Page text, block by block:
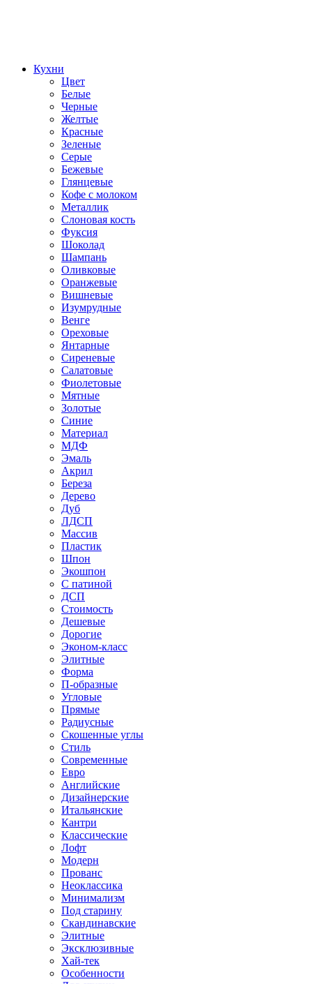
Кухни
Цвет
Белые
Черные
Желтые
Красные
Зеленые
Серые
Бежевые
Глянцевые
Кофе с молоком
Металлик
Слоновая кость
Фуксия
Шоколад
Шампань
Оливковые
Оранжевые
Вишневые
Изумрудные
Венге
Ореховые
Янтарные
Сиреневые
Салатовые
Фиолетовые
Мятные
Золотые
Синие
Материал
МДФ
Эмаль
Акрил
Береза
Дерево
Дуб
ЛДСП
Массив
Пластик
Шпон
Экошпон
С патиной
ДСП
Стоимость
Дешевые
Дорогие
Эконом-класс
Элитные
Форма
П-образные
Угловые
Прямые
Радиусные
Скошенные углы
Стиль
Современные
Евро
Английские
Дизайнерские
Итальянские
Кантри
Классические
Лофт
Модерн
Прованс
Неоклассика
Минимализм
Под старину
Скандинавские
Элитные
Эксклюзивные
Хай-тек
Особенности